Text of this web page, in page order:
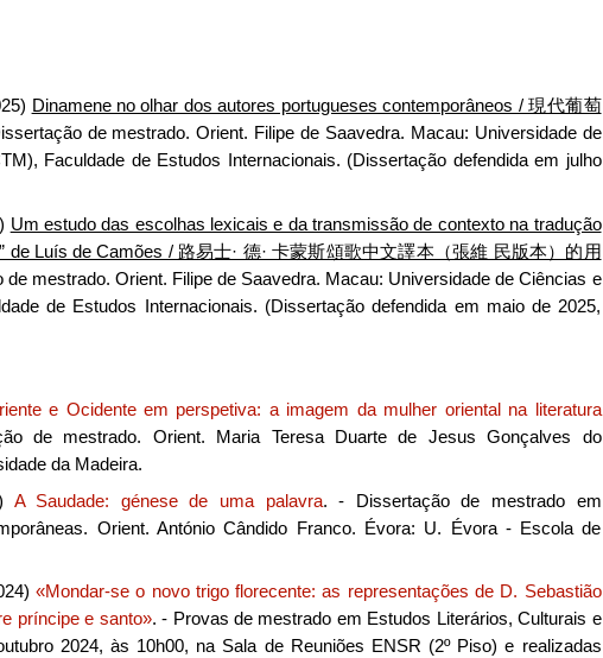
Dinamene no olhar dos autores portugueses contemporâneos / 現代葡萄
de mestrado. Orient. Filipe de Saavedra. Macau: Universidade de
Faculdade de Estudos Internacionais. (Dissertação defendida em julho
Um estudo das escolhas lexicais e da transmissão de contexto na tradução
de Luís de Camões / 路易士· 德· 卡蒙斯頌歌中文譯本（張維 民版本）的用
de mestrado. Orient. Filipede Saavedra. Macau: Universidade de Ciências e
de Estudos Internacionais. (Dissertação defendida em maio de 2025,
e Ocidente em perspetiva: a imagem da mulher oriental na literatura
de mestrado. Orient. Maria Teresa Duarte de Jesus Gonçalves do
da Madeira.
A Saudade: génese de uma palavra. - Dissertação de mestrado em
Orient. António Cândido Franco. Évora: U. Évora - Escola de
«Mondar-se o novo trigo florecente: as representações de D. Sebastião
príncipe e santo». - Provas de mestrado em Estudos Literários, Culturais e
2024, às 10h00, na Sala de Reuniões ENSR (2º Piso) e realizadas